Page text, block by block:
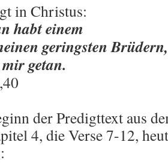
in Christus:
habt einem
geringsten Brüdern,
getan.
der Predigttext aus
4, die Verse 7-12,